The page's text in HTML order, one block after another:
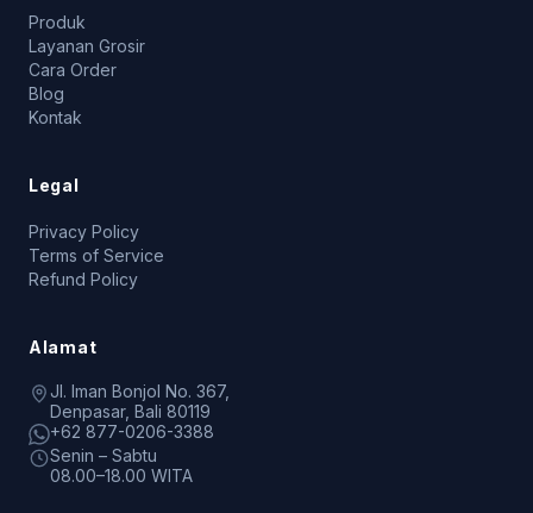
Produk
Layanan Grosir
Cara Order
Blog
Kontak
Legal
Privacy Policy
Terms of Service
Refund Policy
Alamat
Jl. Iman Bonjol No. 367,
Denpasar, Bali 80119
+62 877-0206-3388
Senin – Sabtu
08.00–18.00 WITA